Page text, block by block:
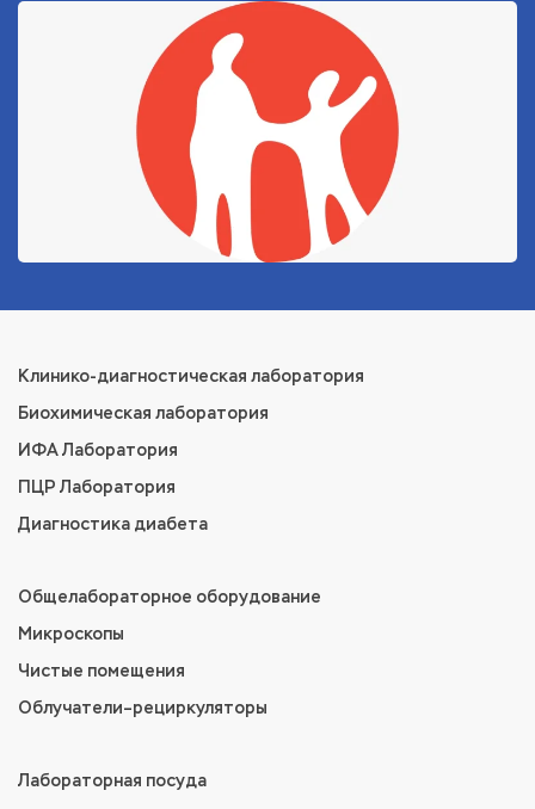
Клинико-диагностическая лаборатория
Биохимическая лаборатория
ИФА Лаборатория
ПЦР Лаборатория
Диагностика диабета
Общелабораторное оборудование
Микроскопы
Чистые помещения
Облучатели–рециркуляторы
Лабораторная посуда